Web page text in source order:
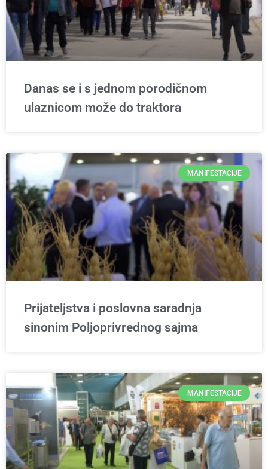
Danas se i s jednom porodičnom
ulaznicom može do traktora
MANIFESTACIJE
Prijateljstva i poslovna saradnja
sinonim Poljoprivrednog sajma
MANIFESTACIJE